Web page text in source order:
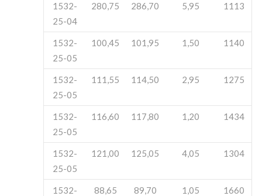
1532-
25-04
280,75 286,70 5,95 1113
1532-
25-05
100,45 101,95 1,50 1140
1532-
25-05
111,55 114,50 2,95 1275
1532-
25-05
116,60 117,80 1,20 1434
1532-
25-05
121,00 125,05 4,05 1304
1532-
88,65 89,70 1,05 1660